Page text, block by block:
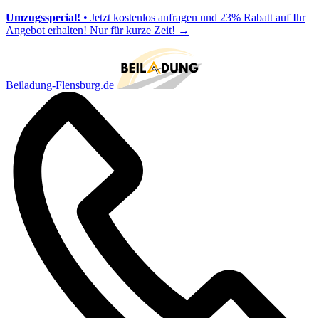
Umzugsspecial! • Jetzt kostenlos anfragen und 23% Rabatt auf Ihr
Angebot erhalten! Nur für kurze Zeit! →
Beiladung-Flensburg.de